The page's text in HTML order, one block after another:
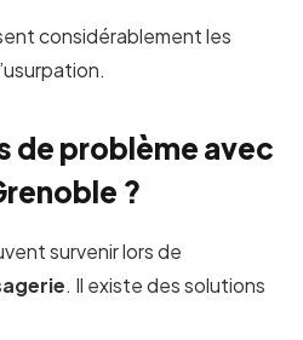
considérablement les
de problème avec
?
survenir lors de
. Il existe des solutions